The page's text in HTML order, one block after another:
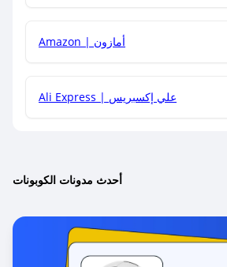
Amazon | أمازون
Ali Express | علي إكسبريس
أحدث مدونات الكوبونات